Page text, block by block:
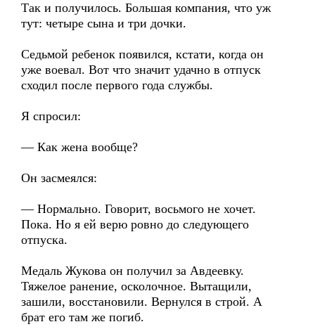
Так и получилось. Большая компания, что уж
тут: четыре сына и три дочки.
Седьмой ребенок появился, кстати, когда он
уже воевал. Вот что значит удачно в отпуск
сходил после первого года службы.
Я спросил:
— Как жена вообще?
Он засмеялся:
— Нормально. Говорит, восьмого не хочет.
Пока. Но я ей верю ровно до следующего
отпуска.
Медаль Жукова он получил за Авдеевку.
Тяжелое ранение, осколочное. Вытащили,
зашили, восстановили. Вернулся в строй. А
брат его там же погиб.